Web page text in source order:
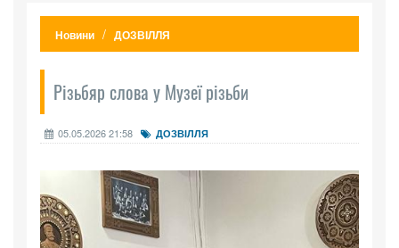
Новини ДОЗВІЛЛЯ
Різьбяр слова у Музеї різьби
05.05.2026 21:58 ДОЗВІЛЛЯ